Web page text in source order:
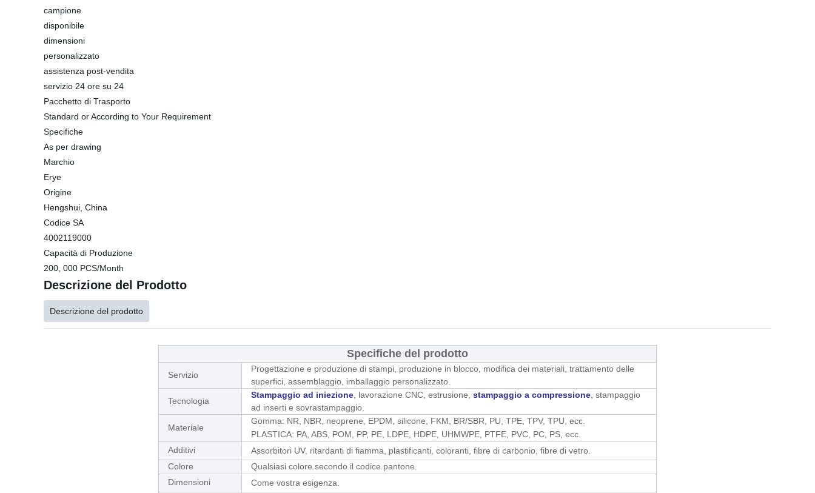
campione
disponibile
dimensioni
personalizzato
assistenza post-vendita
servizio 24 ore su 24
Pacchetto di Trasporto
Standard or According to Your Requirement
Specifiche
As per drawing
Marchio
Erye
Origine
Hengshui, China
Codice SA
4002119000
Capacità di Produzione
200, 000 PCS/Month
Descrizione del Prodotto
Descrizione del prodotto
Specifiche del prodotto
Servizio
Progettazione e produzione di stampi, produzione in blocco, modifica dei materiali, trattamento delle
superfici, assemblaggio, imballaggio personalizzato.
Tecnologia
Stampaggio ad iniezione , lavorazione CNC, estrusione, stampaggio a compressione , stampaggio
ad inserti e sovrastampaggio.
Materiale
Gomma: NR, NBR, neoprene, EPDM, silicone, FKM, BR/SBR, PU, TPE, TPV, TPU, ecc.
PLASTICA: PA, ABS, POM, PP, PE, LDPE, HDPE, UHMWPE, PTFE, PVC, PC, PS, ecc.
Additivi
Assorbitori UV, ritardanti di fiamma, plastificanti, coloranti, fibre di carbonio, fibre di vetro.
Colore
Qualsiasi colore secondo il codice pantone.
Dimensioni
Come vostra esigenza.